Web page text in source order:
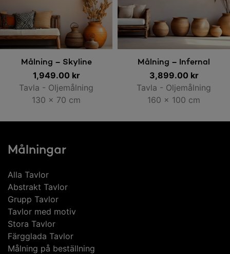
Lägg till i varukorg
Målning – Skyline
1,949.00 kr
Tavla - Oljemålning
130 x 70 cm
Lägg till i varukorg
Målning – Infernal
3,899.00 kr
Tavla - Oljemålning
160 x 100 cm
Målningar
Alla Tavlor
Abstrakt Tavlor
Grupp Tavlor
Tavlor med motiv
Stora Tavlor
Färgglada Tavlor
Målning på beställning